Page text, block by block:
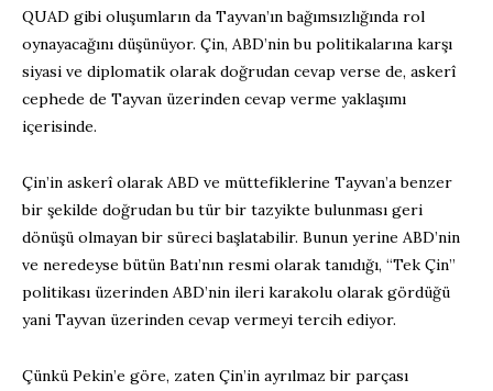
QUAD gibi oluşumların da Tayvan’ın bağımsızlığında rol
oynayacağını düşünüyor. Çin, ABD’nin bu politikalarına karşı
siyasi ve diplomatik olarak doğrudan cevap verse de, askerî
cephede de Tayvan üzerinden cevap verme yaklaşımı
içerisinde.
Çin’in askerî olarak ABD ve müttefiklerine Tayvan’a benzer
bir şekilde doğrudan bu tür bir tazyikte bulunması geri
dönüşü olmayan bir süreci başlatabilir. Bunun yerine ABD’nin
ve neredeyse bütün Batı’nın resmi olarak tanıdığı, “Tek Çin”
politikası üzerinden ABD’nin ileri karakolu olarak gördüğü
yani Tayvan üzerinden cevap vermeyi tercih ediyor.
Çünkü Pekin’e göre, zaten Çin’in ayrılmaz bir parçası